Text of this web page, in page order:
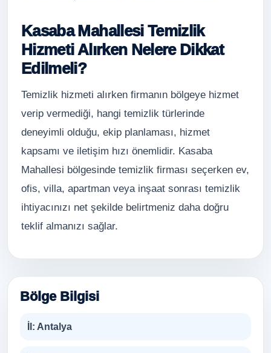
Kasaba Mahallesi Temizlik
Hizmeti Alırken Nelere Dikkat
Edilmeli?
Temizlik hizmeti alırken firmanın bölgeye hizmet
verip vermediği, hangi temizlik türlerinde
deneyimli olduğu, ekip planlaması, hizmet
kapsamı ve iletişim hızı önemlidir. Kasaba
Mahallesi bölgesinde temizlik firması seçerken ev,
ofis, villa, apartman veya inşaat sonrası temizlik
ihtiyacınızı net şekilde belirtmeniz daha doğru
teklif almanızı sağlar.
Bölge Bilgisi
İl: Antalya